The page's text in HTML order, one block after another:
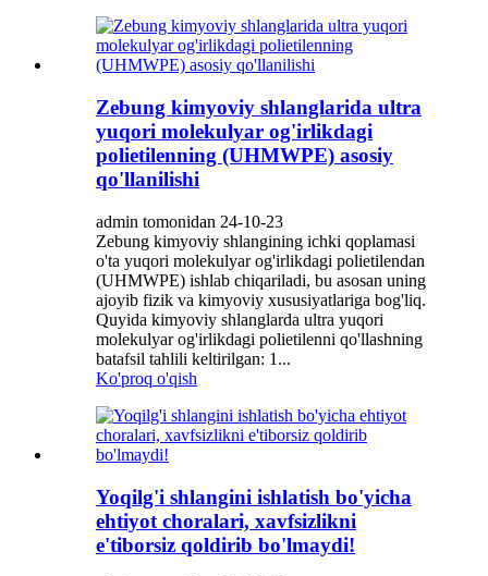
Zebung kimyoviy shlanglarida ultra
yuqori molekulyar og'irlikdagi
polietilenning (UHMWPE) asosiy
qo'llanilishi
admin tomonidan 24-10-23
Zebung kimyoviy shlangining ichki qoplamasi
o'ta yuqori molekulyar og'irlikdagi polietilendan
(UHMWPE) ishlab chiqariladi, bu asosan uning
ajoyib fizik va kimyoviy xususiyatlariga bog'liq.
Quyida kimyoviy shlanglarda ultra yuqori
molekulyar og'irlikdagi polietilenni qo'llashning
batafsil tahlili keltirilgan: 1...
Ko'proq o'qish
Yoqilg'i shlangini ishlatish bo'yicha
ehtiyot choralari, xavfsizlikni
e'tiborsiz qoldirib bo'lmaydi!